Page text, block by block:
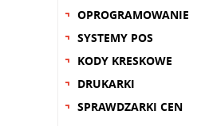
OPROGRAMOWANIE
SYSTEMY POS
KODY KRESKOWE
DRUKARKI
SPRAWDZARKI CEN